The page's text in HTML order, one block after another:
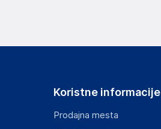
Koristne informacije
Prodajna mesta